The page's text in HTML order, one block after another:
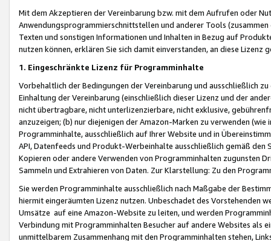
Mit dem Akzeptieren der Vereinbarung bzw. mit dem Aufrufen oder
Anwendungsprogrammierschnittstellen und anderer Tools (zusammen
Texten und sonstigen Informationen und Inhalten in Bezug auf
nutzen können, erklären Sie sich damit einverstanden, an diese Lizenz
1. Eingeschränkte Lizenz für Programminhalte
Vorbehaltlich der Bedingungen der Vereinbarung und ausschließlich
Einhaltung der Vereinbarung (einschließlich dieser Lizenz und der
nicht übertragbare, nicht unterlizenzierbare, nicht exklusive,
anzuzeigen; (b) nur diejenigen der Amazon-Marken zu verwenden
Programminhalte, ausschließlich auf Ihrer Website und in
API, Datenfeeds und Produkt-Werbeinhalte ausschließlich gemäß
Kopieren oder andere Verwenden von Programminhalten zugunsten
Sammeln und Extrahieren von Daten. Zur Klarstellung: Zu den
Sie werden Programminhalte ausschließlich nach Maßgabe der
hiermit eingeräumten Lizenz nutzen. Unbeschadet des Vorstehenden
Umsätze auf eine Amazon-Website zu leiten, und werden
Verbindung mit Programminhalten Besucher auf andere Websites als
unmittelbarem Zusammenhang mit den Programminhalten stehen,